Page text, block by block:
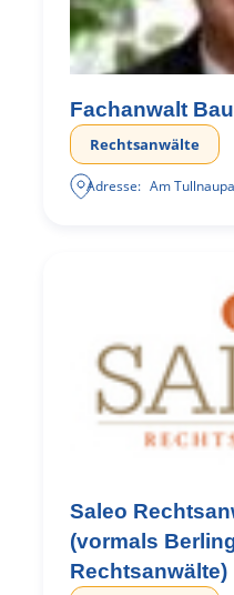
Fachanwalt
Rechtsanwälte
Adresse: Am
Saleo
(vormals
Rechtsanwälte)